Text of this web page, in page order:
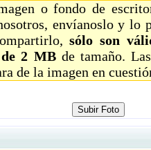
o fondo de
envíanoslo y lo
sólo son
2 MBde tamaño.
de la imagen en